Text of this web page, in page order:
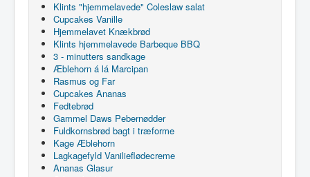
Klints "hjemmelavede" Coleslaw salat
Cupcakes Vanille
Hjemmelavet Knækbrød
Klints hjemmelavede Barbeque BBQ
3 - minutters sandkage
Æblehorn á lá Marcipan
Rasmus og Far
Cupcakes Ananas
Fedtebrød
Gammel Daws Pebernødder
Fuldkornsbrød bagt i træforme
Kage Æblehorn
Lagkagefyld Vanilieflødecreme
Ananas Glasur